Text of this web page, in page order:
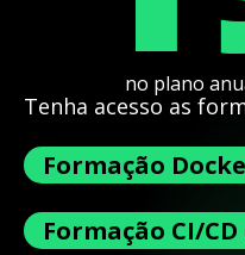
no plano
Tenha acesso as
Formação
Formação CI/